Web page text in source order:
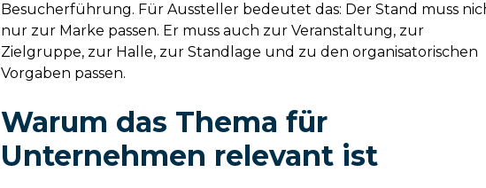
Besucherführung. Für Aussteller bedeutet das: Der Stand muss
nur zur Marke passen. Er muss auch zur Veranstaltung, zur
Zielgruppe, zur Halle, zur Standlage und zu den organisatorischen
Vorgaben passen.
Warum das Thema für
Unternehmen relevant ist